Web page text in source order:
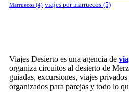
Marruecos (4) viajes por marruecos (5)
Viajes Desierto es una agencia de
organiza circuitos al desierto de
guiadas, excursiones, viajes
organizados para parejas y todo lo